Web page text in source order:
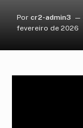
Por cr2-admin3
fevereiro de 2026